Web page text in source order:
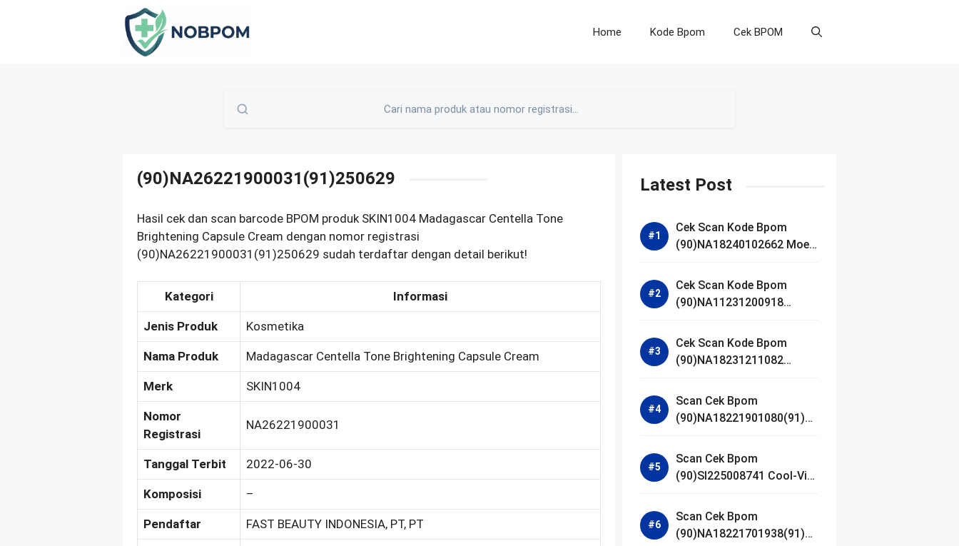
Home Kode Bpom Cek BPOM
(90)NA26221900031(91)250629
Hasil cek dan scan barcode BPOM produk SKIN1004 Madagascar Centella Tone
Brightening Capsule Cream dengan nomor registrasi
(90)NA26221900031(91)250629 sudah terdaftar dengan detail berikut!
Kategori Informasi
Jenis Produk Kosmetika
Nama Produk Madagascar Centella Tone Brightening Capsule Cream
Merk SKIN1004
Nomor
Registrasi
NA26221900031
Tanggal Terbit 2022-06-30
Komposisi –
Pendaftar FAST BEAUTY INDONESIA, PT, PT
Latest Post
Cek Scan Kode Bpom
(90)NA18240102662 Moell
Skin Everytime Body
Lotion
Cek Scan Kode Bpom
(90)NA11231200918
Gel Cleanser GLAD2GLOW
Cek Scan Kode Bpom
(90)NA18231211082
Facial Wash
Scan Cek Bpom
(90)NA18221901080(91)25
White AHA Body Serum
Scan Cek Bpom
(90)SI225008741 Cool-Vita
Tablets
Scan Cek Bpom
(90)NA18221701938(91)25